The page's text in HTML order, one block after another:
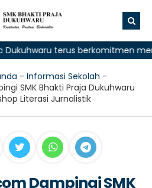
terus berkomitmen
- Informasi Sekolah -
SMK Bhakti Praja Dukuhwaru
Literasi Jurnalistik
Dampingi SMK